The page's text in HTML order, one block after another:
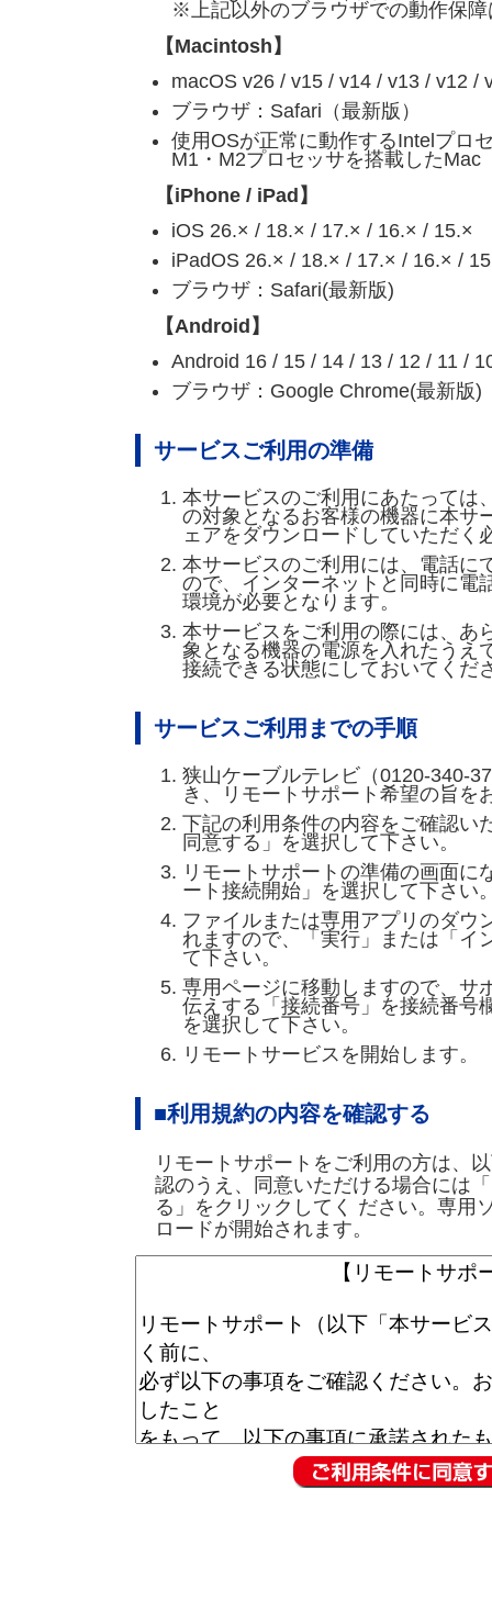
※上記以外のブラウザでの動作保
【Macintosh】
macOS v26 / v15 / v14 / v13 / v12 /
ブラウザ：Safari（最新版）
使用OSが正常に動作するIntelプロ
M1・M2プロセッサを搭載したMac
【iPhone / iPad】
iOS 26.× / 18.× / 17.× / 16.× / 15.×
iPadOS 26.× / 18.× / 17.× / 16.× /
ブラウザ：Safari(最新版)
【Android】
Android 16 / 15 / 14 / 13 / 12 / 11 /
ブラウザ：Google Chrome(最新版)
サービスご利用の準備
本サービスのご利用にあたっては
の対象となるお客様の機器に本サ
ェアをダウンロードしていただく
本サービスのご利用には、電話に
ので、インターネットと同時に電
環境が必要となります。
本サービスをご利用の際には、あ
象となる機器の電源を入れたうえ
接続できる状態にしておいてくだ
サービスご利用までの手順
狭山ケーブルテレビ（0120-340-
き、リモートサポート希望の旨を
下記の利用条件の内容をご確認い
同意する」を選択して下さい。
リモートサポートの準備の画面に
ート接続開始」を選択して下さい
ファイルまたは専用アプリのダウ
れますので、「実行」または「イ
て下さい。
専用ページに移動しますので、サ
伝えする「接続番号」を接続番号
を選択して下さい。
リモートサービスを開始します。
■利用規約の内容を確認する
リモートサポートをご利用の方は、
認のうえ、同意いただける場合には
る」をクリックしてく ださい。専用
ロードが開始されます。